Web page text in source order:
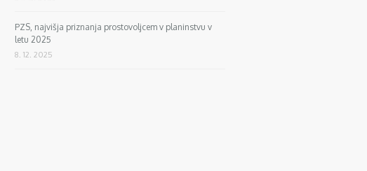
PZS, najvišja priznanja prostovoljcem v planinstvu v
letu 2025
8. 12. 2025